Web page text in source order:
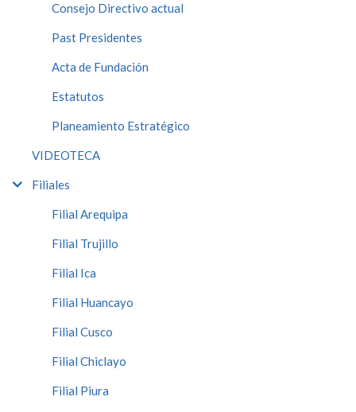
Consejo Directivo actual
Past Presidentes
Acta de Fundación
Estatutos
Planeamiento Estratégico
VIDEOTECA
Filiales
Filial Arequipa
Filial Trujillo
Filial Ica
Filial Huancayo
Filial Cusco
Filial Chiclayo
Filial Piura